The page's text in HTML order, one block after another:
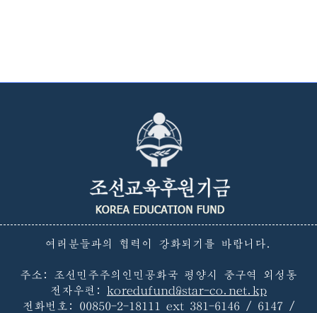
여러분들과의 협력이 강화되기를 바랍니다.
주소: 조선민주주의인민공화국 평양시 중구역 외성동
전자우편: koredufund@star-co.net.kp
전화번호:
00850-2-18111 ext 381-6146 / 6147 /